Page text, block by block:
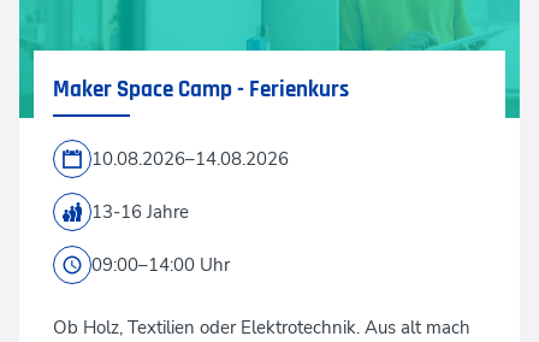
Maker Space Camp - Ferienkurs
10.08.2026–14.08.2026
13-16 Jahre
09:00–14:00 Uhr
Ob Holz, Textilien oder Elektrotechnik. Aus alt mach